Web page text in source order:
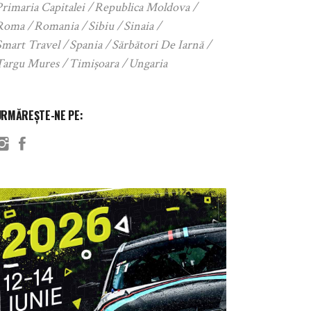
Capitalei
Republica Moldova
Romania Sibiu
Sinaia
Travel
Spania
Sărbători De Iarnă
Mures
Timișoara Ungaria
NE PE: